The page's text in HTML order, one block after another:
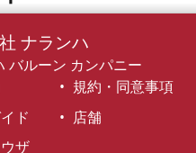
ナランハ
バルーン カンパニー
規約・同意事項
ド
店舗
ザ